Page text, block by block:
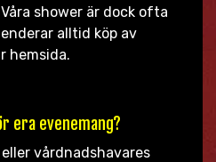
shower är dock ofta
alltid köp av
hemsida.
era evenemang?
eller vårdnadshavares